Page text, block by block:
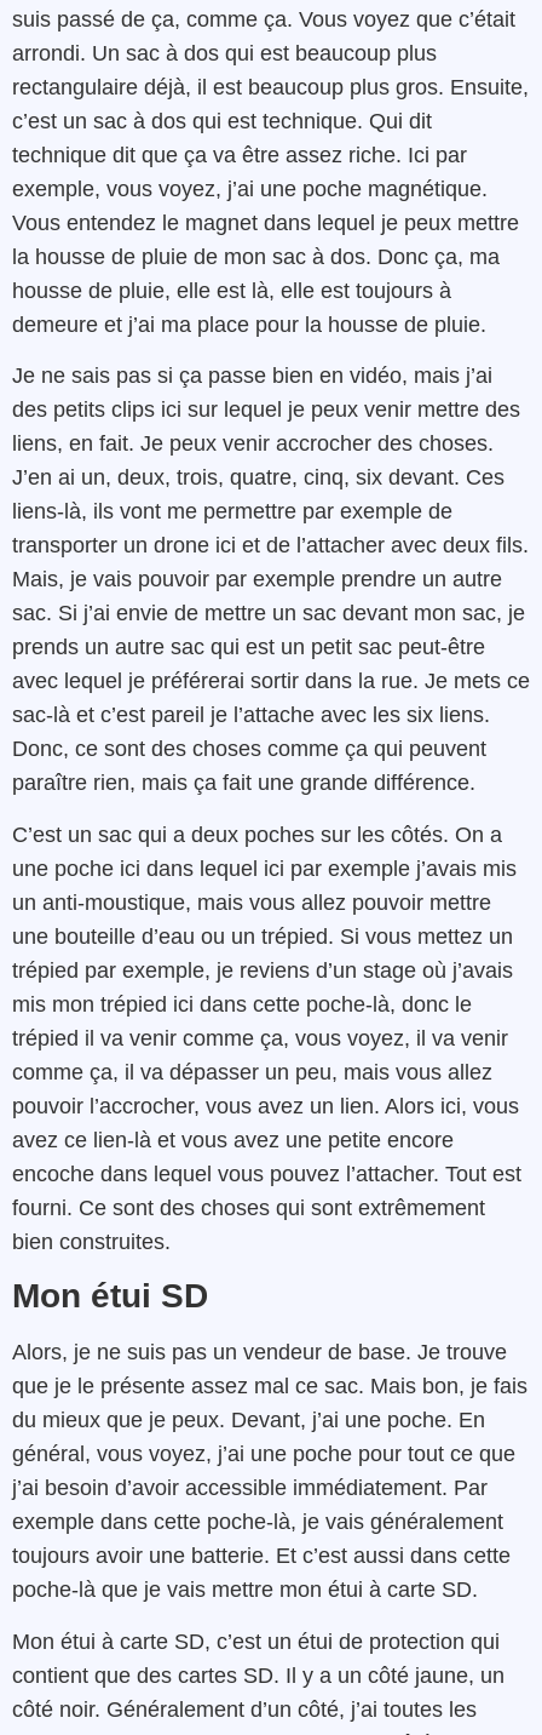
suis passé de ça, comme ça. Vous voyez que c’était
arrondi. Un sac à dos qui est beaucoup plus
rectangulaire déjà, il est beaucoup plus gros. Ensuite,
c’est un sac à dos qui est technique. Qui dit
technique dit que ça va être assez riche. Ici par
exemple, vous voyez, j’ai une poche magnétique.
Vous entendez le magnet dans lequel je peux mettre
la housse de pluie de mon sac à dos. Donc ça, ma
housse de pluie, elle est là, elle est toujours à
demeure et j’ai ma place pour la housse de pluie.
Je ne sais pas si ça passe bien en vidéo, mais j’ai
des petits clips ici sur lequel je peux venir mettre des
liens, en fait. Je peux venir accrocher des choses.
J’en ai un, deux, trois, quatre, cinq, six devant. Ces
liens-là, ils vont me permettre par exemple de
transporter un drone ici et de l’attacher avec deux fils.
Mais, je vais pouvoir par exemple prendre un autre
sac. Si j’ai envie de mettre un sac devant mon sac, je
prends un autre sac qui est un petit sac peut-être
avec lequel je préférerai sortir dans la rue. Je mets ce
sac-là et c’est pareil je l’attache avec les six liens.
Donc, ce sont des choses comme ça qui peuvent
paraître rien, mais ça fait une grande différence.
C’est un sac qui a deux poches sur les côtés. On a
une poche ici dans lequel ici par exemple j’avais mis
un anti-moustique, mais vous allez pouvoir mettre
une bouteille d’eau ou un trépied. Si vous mettez un
trépied par exemple, je reviens d’un stage où j’avais
mis mon trépied ici dans cette poche-là, donc le
trépied il va venir comme ça, vous voyez, il va venir
comme ça, il va dépasser un peu, mais vous allez
pouvoir l’accrocher, vous avez un lien. Alors ici, vous
avez ce lien-là et vous avez une petite encore
encoche dans lequel vous pouvez l’attacher. Tout est
fourni. Ce sont des choses qui sont extrêmement
bien construites.
Mon étui SD
Alors, je ne suis pas un vendeur de base. Je trouve
que je le présente assez mal ce sac. Mais bon, je fais
du mieux que je peux. Devant, j’ai une poche. En
général, vous voyez, j’ai une poche pour tout ce que
j’ai besoin d’avoir accessible immédiatement. Par
exemple dans cette poche-là, je vais généralement
toujours avoir une batterie. Et c’est aussi dans cette
poche-là que je vais mettre mon étui à carte SD.
Mon étui à carte SD, c’est un étui de protection qui
contient que des cartes SD. Il y a un côté jaune, un
côté noir. Généralement d’un côté, j’ai toutes les